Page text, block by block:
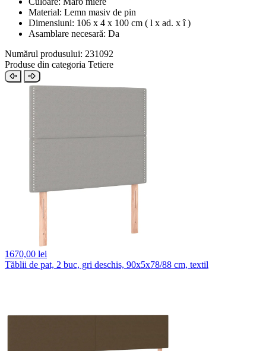
Material: Lemn masiv de pin
Dimensiuni: 106 x 4 x 100 cm ( l x ad. x î )
Asamblare necesară: Da
Numărul produsului: 231092
Produse din categoria Tetiere
1670,00 lei
Tăblii de pat, 2 buc, gri deschis, 90x5x78/88 cm, textil